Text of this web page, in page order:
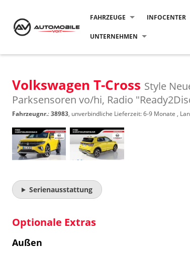
FAHRZEUGE INFOCENTER
UNTERNEHMEN
Volkswagen T-Cross Style
Parksensoren vo/hi, Radio
Fahrzeugnr.:38983, unverbindliche Lieferzeit: 6-9 Monate ,
Serienausstattung
Optionale Extras
Außen